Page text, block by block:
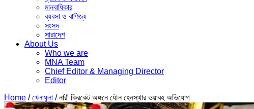
মানবাধিকার
ব্যবসা ও বাণিজ্য
সংসদ
সারাদেশ
About Us
Who we are
MNA Team
Chief Editor & Managing Director
Editor
Home /খেলাধূলা /নারী ক্রিকেট অঙ্গনে যৌন হেনস্থার ভয়াবহ অভিযোগ